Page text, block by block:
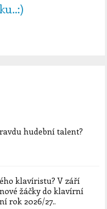
hudební talent?
klavíristu? V září
žáčky do klavírní
rok 2026/27..